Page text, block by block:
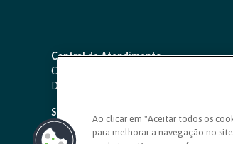
Central de Atendimento
Capitais e regiões metropolitanas:
Demais localidades:
SAC 24 horas
Ouvidoria
Ao clicar em "Aceitar todos os
para melhorar a navegação no